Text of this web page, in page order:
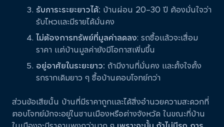
รับภาระระยะยาวได้: บ้านผ่อน 20–30 ปี ต้องมั่นใจว่า
รับไหวและมีรายได้มั่นคง
ไม่ต้องการทรัพย์ที่มูลค่าลดลง: รถซื้อแล้วจะเสื่อม
ราคา แต่บ้านมูลค่ายังมีโอกาสเพิ่มขึ้น
อยู่อาศัยในระยะยาว: ถ้ามีงานที่มั่นคง และตั้งใจตั้ง
รกรากเดิมยาว ๆ ซื้อบ้านตอบโจทย์กว่า
ส่วนข้อเสียนั้น บ้านที่มีราคาถูกและได้สิ่งอำนวยความสะดวกที่
ตอบโจทย์มักจะอยู่ในชานเมืองหรือต่างจังหวัด ในขณะที่บ้าน